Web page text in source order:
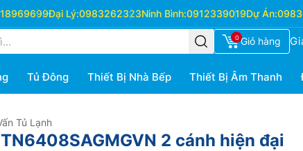
Đại Lý:0983262323Ninh Bình:0912339019Dự Án:
0 Giỏ hàng
Tủ Đông Thiết Bị Nhà Bếp Thiết Bị Âm Thanh
Tủ Lạnh
2 cánh hiện đại